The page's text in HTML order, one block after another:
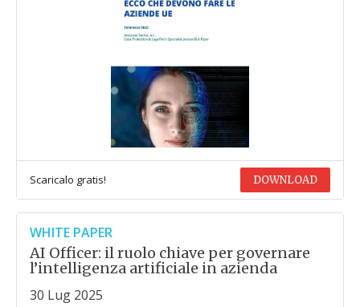
Scaricalo gratis! DOWNLOAD
WHITE PAPER
AI Officer: il ruolo chiave per governare
l’intelligenza artificiale in azienda
30 Lug 2025